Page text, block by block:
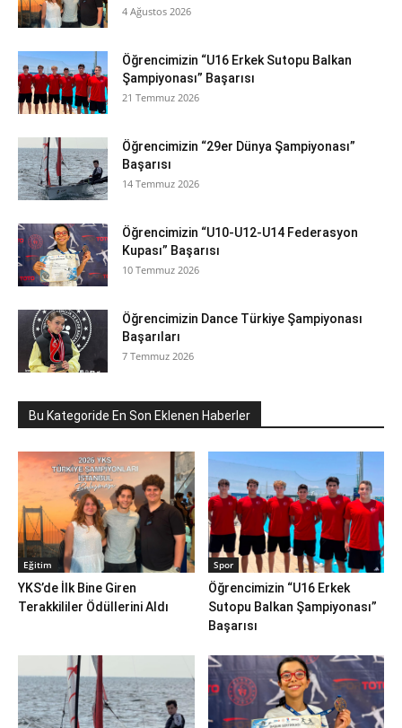
4 Ağustos 2026
Öğrencimizin “U16 Erkek Sutopu Balkan
Şampiyonası” Başarısı
21 Temmuz 2026
Öğrencimizin “29er Dünya Şampiyonası”
Başarısı
14 Temmuz 2026
Öğrencimizin “U10-U12-U14 Federasyon
Kupası” Başarısı
10 Temmuz 2026
Öğrencimizin Dance Türkiye Şampiyonası
Başarıları
7 Temmuz 2026
Bu Kategoride En Son Eklenen Haberler
Eğitim
YKS’de İlk Bine Giren
Terakkililer Ödüllerini Aldı
Spor
Öğrencimizin “U16 Erkek
Sutopu Balkan Şampiyonası”
Başarısı